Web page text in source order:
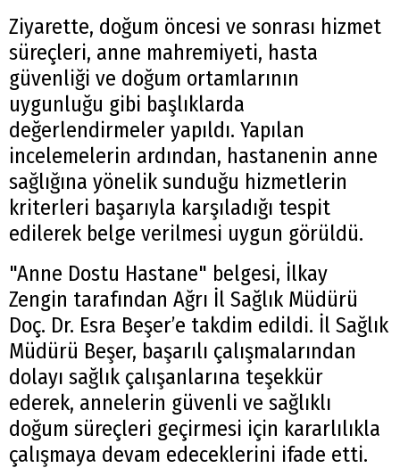
Ziyarette, doğum öncesi ve sonrası hizmet
süreçleri, anne mahremiyeti, hasta
güvenliği ve doğum ortamlarının
uygunluğu gibi başlıklarda
değerlendirmeler yapıldı. Yapılan
incelemelerin ardından, hastanenin anne
sağlığına yönelik sunduğu hizmetlerin
kriterleri başarıyla karşıladığı tespit
edilerek belge verilmesi uygun görüldü.
"Anne Dostu Hastane" belgesi, İlkay
Zengin tarafından Ağrı İl Sağlık Müdürü
Doç. Dr. Esra Beşer’e takdim edildi. İl Sağlık
Müdürü Beşer, başarılı çalışmalarından
dolayı sağlık çalışanlarına teşekkür
ederek, annelerin güvenli ve sağlıklı
doğum süreçleri geçirmesi için kararlılıkla
çalışmaya devam edeceklerini ifade etti.